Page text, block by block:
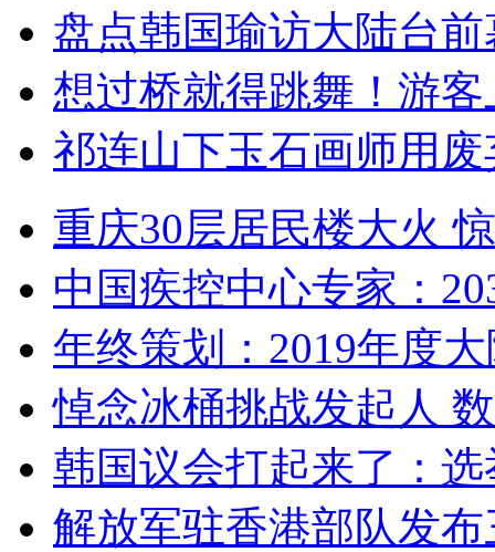
盘点韩国瑜访大陆台
想过桥就得跳舞！游客
祁连山下玉石画师用
重庆30层居民楼大火
中国疾控中心专家：
年终策划：2019年度
悼念冰桶挑战发起人
韩国议会打起来了：
解放军驻香港部队发